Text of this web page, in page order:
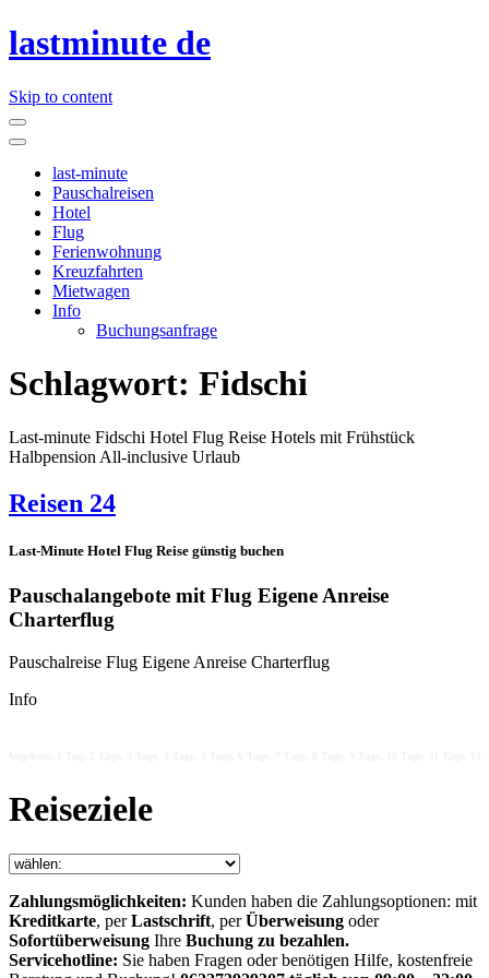
lastminute de
Skip to content
last-minute
Pauschalreisen
Hotel
Flug
Ferienwohnung
Kreuzfahrten
Mietwagen
Info
Buchungsanfrage
Schlagwort: Fidschi
Last-minute Fidschi Hotel Flug Reise Hotels mit Frühstück
Halbpension All-inclusive Urlaub
Reisen 24
Last-Minute Hotel Flug Reise günstig buchen
Pauschalangebote mit Flug Eigene Anreise
Charterflug
Pauschalreise Flug Eigene Anreise Charterflug
Info
Reiseziele
Zahlungsmöglichkeiten: Kunden haben die Zahlungsoptionen: mit
Kreditkarte, perLastschrift, perÜberweisung oder
Sofortüberweisung Ihre Buchung zu bezahlen.
Servicehotline: Sie haben Fragen oder benötigen Hilfe, kostenfreie